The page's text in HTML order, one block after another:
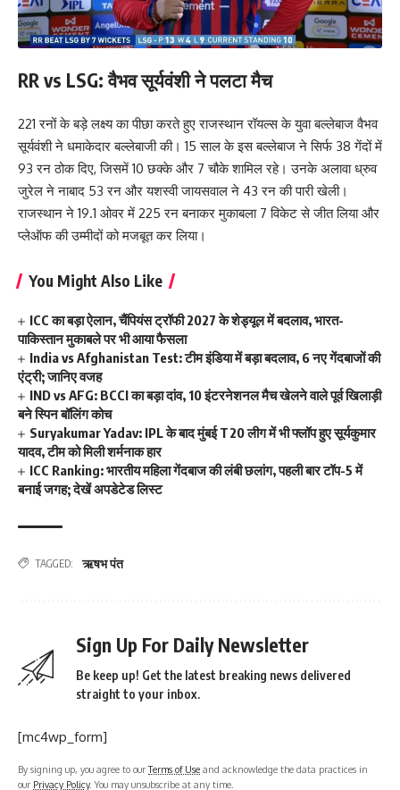
RR vs LSG: वैभव सूर्यवंशी ने पलटा मैच
221 रनों के बड़े लक्ष्य का पीछा करते हुए राजस्थान रॉयल्स के युवा बल्लेबाज वैभव
सूर्यवंशी ने धमाकेदार बल्लेबाजी की। 15 साल के इस बल्लेबाज ने सिर्फ 38 गेंदों में
93 रन ठोक दिए, जिसमें 10 छक्के और 7 चौके शामिल रहे। उनके अलावा ध्रुव
जुरेल ने नाबाद 53 रन और यशस्वी जायसवाल ने 43 रन की पारी खेली।
राजस्थान ने 19.1 ओवर में 225 रन बनाकर मुकाबला 7 विकेट से जीत लिया और
प्लेऑफ की उम्मीदों को मजबूत कर लिया।
You Might Also Like
ICC का बड़ा ऐलान, चैंपियंस ट्रॉफी 2027 के शेड्यूल में बदलाव, भारत-
पाकिस्तान मुकाबले पर भी आया फैसला
India vs Afghanistan Test: टीम इंडिया में बड़ा बदलाव, 6 नए गेंदबाजों की
एंट्री; जानिए वजह
IND vs AFG: BCCI का बड़ा दांव, 10 इंटरनेशनल मैच खेलने वाले पूर्व खिलाड़ी
बने स्पिन बॉलिंग कोच
Suryakumar Yadav: IPL के बाद मुंबई T20 लीग में भी फ्लॉप हुए सूर्यकुमार
यादव, टीम को मिली शर्मनाक हार
ICC Ranking: भारतीय महिला गेंदबाज की लंबी छलांग, पहली बार टॉप-5 में
बनाई जगह; देखें अपडेटेड लिस्ट
TAGGED: ऋषभ पंत
Sign Up For Daily Newsletter
Be keep up! Get the latest breaking news delivered
straight to your inbox.
[mc4wp_form]
By signing up, you agree to ourTerms of Use and acknowledge the data practices in
our Privacy Policy. You may unsubscribe at any time.